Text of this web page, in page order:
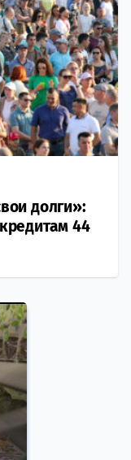
долги»:
44